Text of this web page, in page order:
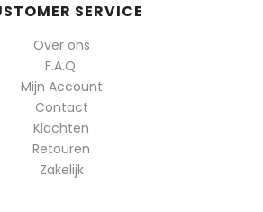
SERVICE
Over ons
F.A.Q.
Mijn Account
Contact
Klachten
Retouren
Zakelijk